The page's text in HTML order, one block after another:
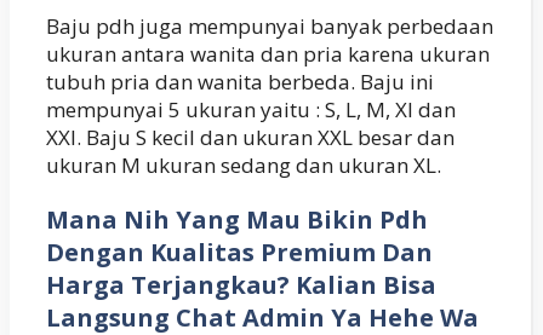
Baju pdh juga mempunyai banyak perbedaan
ukuran antara wanita dan pria karena ukuran
tubuh pria dan wanita berbeda. Baju ini
mempunyai 5 ukuran yaitu : S, L, M, Xl dan
XXl. Baju S kecil dan ukuran XXL besar dan
ukuran M ukuran sedang dan ukuran XL.
Mana Nih Yang Mau Bikin Pdh
Dengan Kualitas Premium Dan
Harga Terjangkau? Kalian Bisa
Langsung Chat Admin Ya Hehe Wa